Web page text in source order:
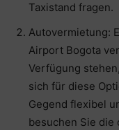
Taxistand fragen.
Autovermietung:
Airport Bogota
Verfügung
sich für diese
Gegend flexibel
besuchen Sie die